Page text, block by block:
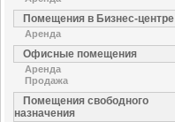
Помещения в Бизнес-центре
Аренда
Офисные помещения
Аренда
Продажа
Помещения свободного
назначения